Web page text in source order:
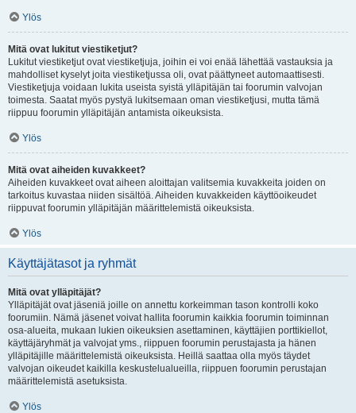
Ylös
Mitä ovat lukitut viestiketjut?
Lukitut viestiketjut ovat viestiketjuja, joihin ei voi enää lähettää vastauksia ja
mahdolliset kyselyt joita viestiketjussa oli, ovat päättyneet automaattisesti.
Viestiketjuja voidaan lukita useista syistä ylläpitäjän tai foorumin valvojan
toimesta. Saatat myös pystyä lukitsemaan oman viestiketjusi, mutta tämä
riippuu foorumin ylläpitäjän antamista oikeuksista.
Ylös
Mitä ovat aiheiden kuvakkeet?
Aiheiden kuvakkeet ovat aiheen aloittajan valitsemia kuvakkeita joiden on
tarkoitus kuvastaa niiden sisältöä. Aiheiden kuvakkeiden käyttöoikeudet
riippuvat foorumin ylläpitäjän määrittelemistä oikeuksista.
Ylös
Käyttäjätasot ja ryhmät
Mitä ovat ylläpitäjät?
Ylläpitäjät ovat jäseniä joille on annettu korkeimman tason kontrolli koko
foorumiin. Nämä jäsenet voivat hallita foorumin kaikkia foorumin toiminnan
osa-alueita, mukaan lukien oikeuksien asettaminen, käyttäjien porttikiellot,
käyttäjäryhmät ja valvojat yms., riippuen foorumin perustajasta ja hänen
ylläpitäjille määrittelemistä oikeuksista. Heillä saattaa olla myös täydet
valvojan oikeudet kaikilla keskustelualueilla, riippuen foorumin perustajan
määrittelemistä asetuksista.
Ylös